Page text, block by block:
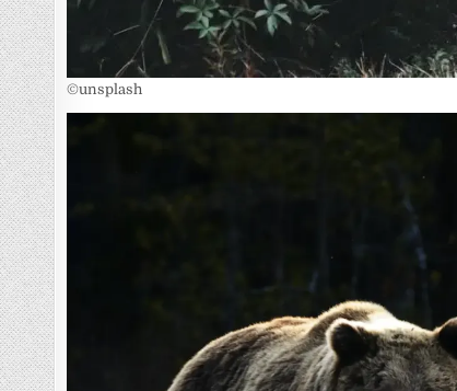
©unsplash